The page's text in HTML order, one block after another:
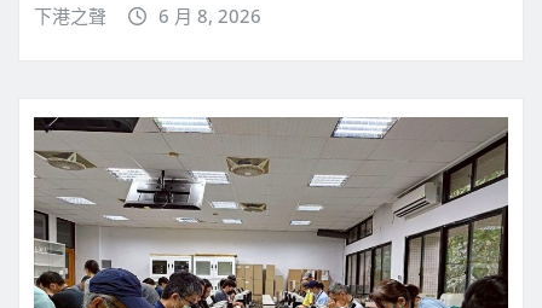
下港之聲 6 月 8, 2026